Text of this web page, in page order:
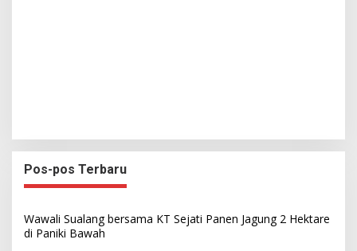
Pos-pos Terbaru
Wawali Sualang bersama KT Sejati Panen Jagung 2 Hektare
di Paniki Bawah